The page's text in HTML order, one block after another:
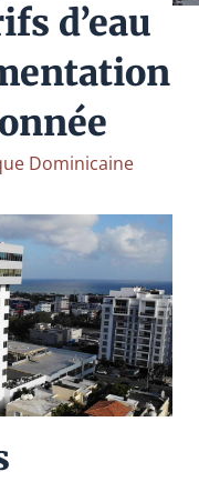
d’eau
Dominicaine